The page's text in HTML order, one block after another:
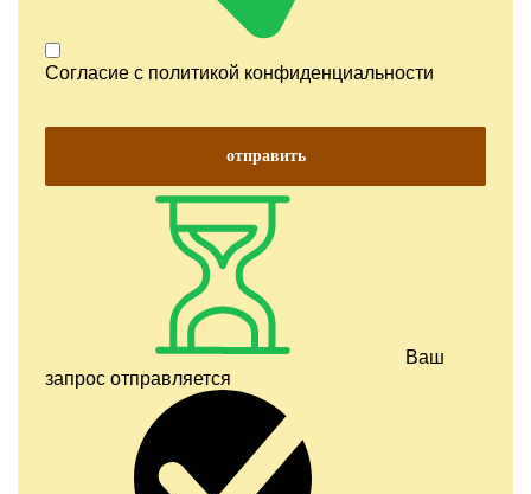
Согласие с политикой конфиденциальности
отправить
Ваш
запрос отправляется